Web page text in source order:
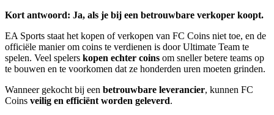
Kort antwoord: Ja, als je bij een betrouwbare verkoper koopt.
EA Sports staat het kopen of verkopen van FC Coins niet toe, en de
officiële manier om coins te verdienen is door Ultimate Team te
spelen. Veel spelers kopen echter coins om sneller betere teams op
te bouwen en te voorkomen dat ze honderden uren moeten grinden.
Wanneer gekocht bij een betrouwbare leverancier, kunnen FC
Coins veilig en efficiënt worden geleverd.